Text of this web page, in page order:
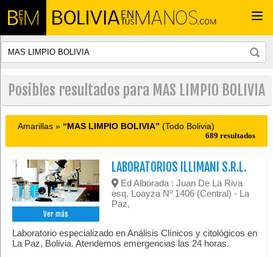
Posibles resultados para MAS LIMPIO BOLIVIA
Amarillas » “MAS LIMPIO BOLIVIA” (Todo Bolivia)
689 resultados
Ver más
LABORATORIOS ILLIMANI S.R.L.
Ed Alborada : Juan De La Riva
esq. Loayza Nº 1406 (Central) - La
Paz,
Laboratorio especializado en Análisis Clínicos y citológicos en
La Paz, Bolivia. Atendemos emergencias las 24 horas.